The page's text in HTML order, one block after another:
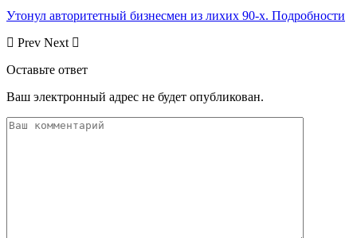
Утонул авторитетный бизнесмен из лихих 90-х. Подробности
Prev Next
Оставьте ответ
Ваш электронный адрес не будет опубликован.